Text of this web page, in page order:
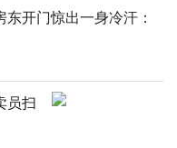
开门惊出一身冷汗：
员扫